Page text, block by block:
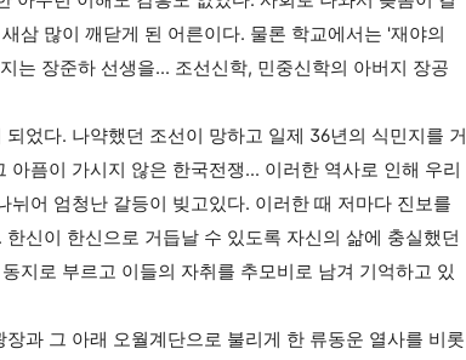
삼 많이 깨닫게 된 어른이다. 물론 학교에서는 '재야의
는 장준하 선생을... 조선신학, 민중신학의 아버지 장공
었다. 나약했던 조선이 망하고 일제 36년의 식민지를 거
아픔이 가시지 않은 한국전쟁... 이러한 역사로 인해 우리
뉘어 엄청난 갈등이 빚고있다. 이러한 때 저마다 진보를
신이 한신으로 거듭날 수 있도록 자신의 삶에 충실했던
지로 부르고 이들의 자취를 추모비로 남겨 기억하고 있
과 그 아래 오월계단으로 불리게 한 류동운 열사를 비롯